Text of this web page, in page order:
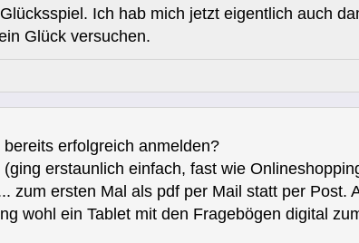
Ich hab mich jetzt eigentlich auch
Glück versuchen.
erfolgreich anmelden?
erstaunlich einfach, fast wie
zum ersten Mal als pdf per Mail statt per Post.
wohl ein Tablet mit den Fragebögen digital